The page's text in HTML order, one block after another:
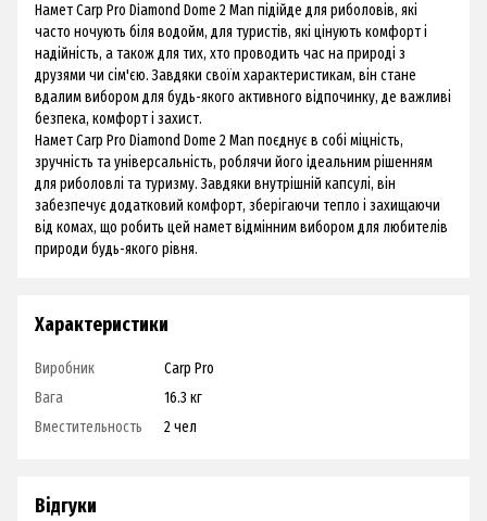
Намет Carp Pro Diamond Dome 2 Man підійде для риболовів, які
часто ночують біля водойм, для туристів, які цінують комфорт і
надійність, а також для тих, хто проводить час на природі з
друзями чи сім'єю. Завдяки своїм характеристикам, він стане
вдалим вибором для будь-якого активного відпочинку, де важливі
безпека, комфорт і захист.
Намет Carp Pro Diamond Dome 2 Man поєднує в собі міцність,
зручність та універсальність, роблячи його ідеальним рішенням
для риболовлі та туризму. Завдяки внутрішній капсулі, він
забезпечує додатковий комфорт, зберігаючи тепло і захищаючи
від комах, що робить цей намет відмінним вибором для любителів
природи будь-якого рівня.
Характеристики
Виробник
Carp Pro
Вага
16.3 кг
Вместительность
2 чел
Відгуки